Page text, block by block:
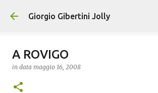
Passa ai contenuti
Giorgio Gibertini Jolly
A ROVIGO
in data maggio 16, 2008